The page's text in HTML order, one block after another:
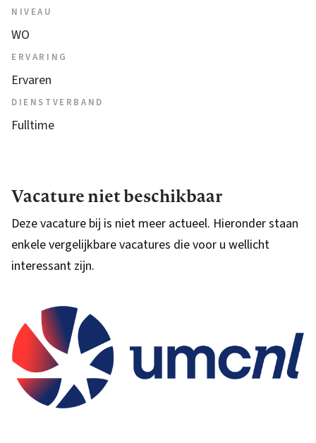
NIVEAU
WO
ERVARING
Ervaren
DIENSTVERBAND
Fulltime
Vacature niet beschikbaar
Deze vacature bij is niet meer actueel. Hieronder staan
enkele vergelijkbare vacatures die voor u wellicht
interessant zijn.